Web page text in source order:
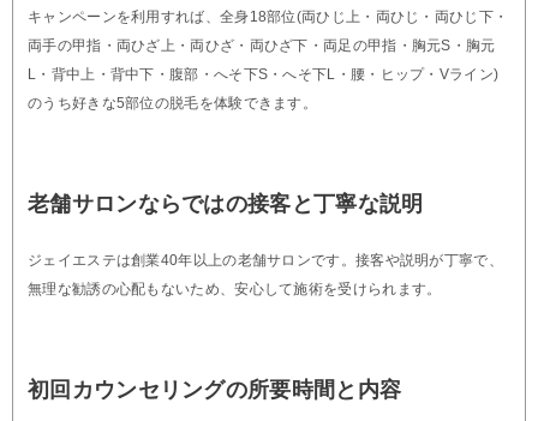
キャンペーンを利用すれば、全身18部位(両ひじ上・両ひじ・両ひじ下・
両手の甲指・両ひざ上・両ひざ・両ひざ下・両足の甲指・胸元S・胸元
L・背中上・背中下・腹部・へそ下S・へそ下L・腰・ヒップ・Vライン)
のうち好きな5部位の脱毛を体験できます。
老舗サロンならではの接客と丁寧な説明
ジェイエステは創業40年以上の老舗サロンです。接客や説明が丁寧で、
無理な勧誘の心配もないため、安心して施術を受けられます。
初回カウンセリングの所要時間と内容